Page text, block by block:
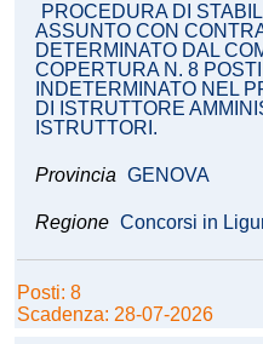
PROCEDURA DI
ASSUNTO CON
DETERMINATO DAL
COPERTURA N. 8
INDETERMINATO NEL
DI ISTRUTTORE
ISTRUTTORI.
Provincia GENOVA
Regione Concorsi in
Posti: 8
Scadenza: 28-07-2026